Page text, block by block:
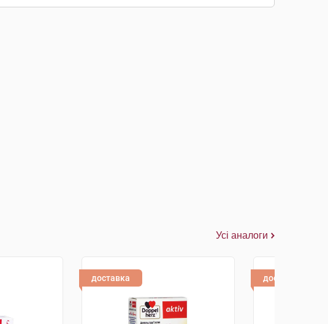
Усі аналоги
доставка доставка